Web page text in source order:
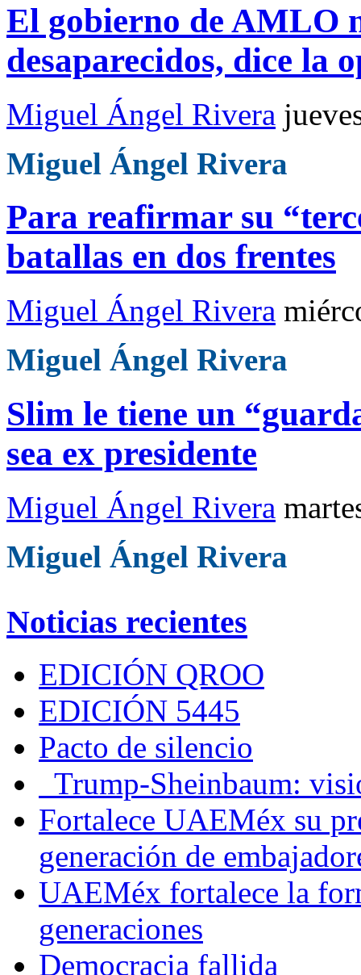
El gobierno de AMLO
desaparecidos, dice la
Miguel Ángel Rivera
Miguel Ángel Rivera
Para reafirmar su
batallas en dos frentes
Miguel Ángel Rivera
Miguel Ángel Rivera
Slim le tiene un
sea ex presidente
Miguel Ángel Rivera
Miguel Ángel Rivera
Noticias recientes
EDICIÓN QROO
EDICIÓN 5445
Pacto de silencio
Trump-Sheinbaum:
Fortalece UAEMéx su
generación de
UAEMéx fortalece la
generaciones
Democracia fallida